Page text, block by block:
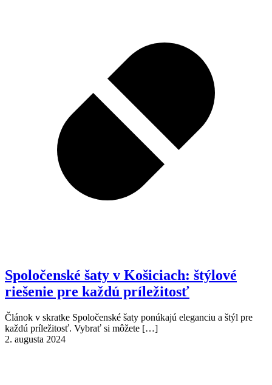
Spoločenské šaty v Košiciach: štýlové
riešenie pre každú príležitosť
Článok v skratke Spoločenské šaty ponúkajú eleganciu a štýl pre
každú príležitosť. Vybrať si môžete […]
2. augusta 2024